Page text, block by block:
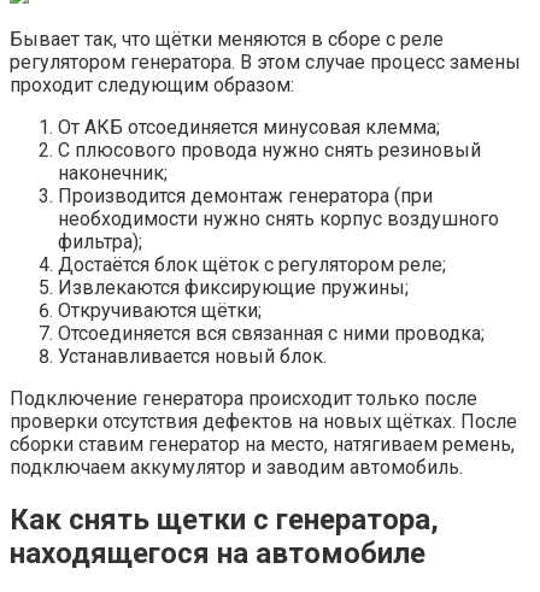
Бывает так, что щётки меняются в сборе с реле
регулятором генератора. В этом случае процесс замены
проходит следующим образом:
От АКБ отсоединяется минусовая клемма;
С плюсового провода нужно снять резиновый
наконечник;
Производится демонтаж генератора (при
необходимости нужно снять корпус воздушного
фильтра);
Достаётся блок щёток с регулятором реле;
Извлекаются фиксирующие пружины;
Откручиваются щётки;
Отсоединяется вся связанная с ними проводка;
Устанавливается новый блок.
Подключение генератора происходит только после
проверки отсутствия дефектов на новых щётках. После
сборки ставим генератор на место, натягиваем ремень,
подключаем аккумулятор и заводим автомобиль.
Как снять щетки с генератора,
находящегося на автомобиле